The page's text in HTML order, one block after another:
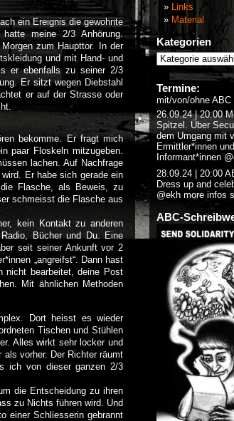
ein Ereignis die gewohnte
hatte meine 2/3 Anhörung.
zum Haupttor. In der
und mit Hand- und
er ebenfalls zu seiner 2/3
Er sitzt wegen Diebstahl
er auf der Strasse oder
bekomme. Er fragt mich
paar Floskeln mitzugeben.
lachen. Auf Nachfrage
Er habe sich gerade ein
Flasche, als Beweis, zu
schmeisst die Flasche aus
kein Kontakt zu anderen
Bücher und Du. Eine
seit seiner Ankunft vor 2
„angreifst“. Dann hast
nicht bearbeitet, deine Post
Mit ähnlichen Methoden
Dort heisst es wieder
Tischen und Stühlen
Alles wirkt sehr locker und
vorher. Der Richter räumt
ich von dieser ganzen 2/3
die Entscheidung zu ihren
zu Nichts führen wird. Und
einer Schliesserin gebrannt
Links
Material
Kategorien
Termine:
mit/von/ohne ABC
26.09.24 | 20:00
Spitzel. Über
dem Umgang mit
Ermittler*innen
Informant*innen
28.09.24 | 20:00
Dress up and
@ekh more infos
ABC-